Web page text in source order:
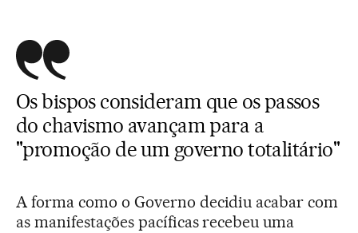
Os bispos consideram que os passos
do chavismo avançam para a
"promoção de um governo totalitário"
A forma como o Governo decidiu acabar com
as manifestações pacíficas recebeu uma